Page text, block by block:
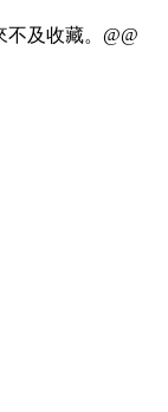
不及收藏。@@